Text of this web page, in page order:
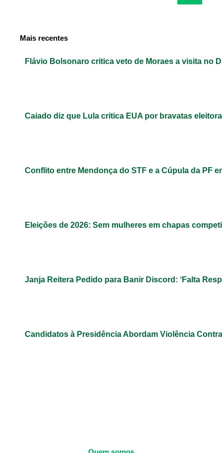
Mais recentes
Flávio Bolsonaro critica veto de Moraes a visita no
Caiado diz que Lula critica EUA por bravatas
Conflito entre Mendonça do STF e a Cúpula da PF
Eleições de 2026: Sem mulheres em chapas
Janja Reitera Pedido para Banir Discord: ‘Falta
Candidatos à Presidência Abordam Violência